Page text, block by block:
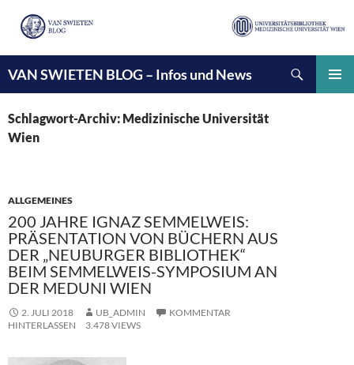
VAN SWIETEN BLOG – Infos und News
INHALT
SPRINGEN
Schlagwort-Archiv: Medizinische Universität
Wien
ALLGEMEINES
200 JAHRE IGNAZ SEMMELWEIS:
PRÄSENTATION VON BÜCHERN AUS
DER „NEUBURGER BIBLIOTHEK“
BEIM SEMMELWEIS-SYMPOSIUM AN
DER MEDUNI WIEN
2. JULI 2018 UB_ADMIN
KOMMENTAR
HINTERLASSEN
3.478 VIEWS